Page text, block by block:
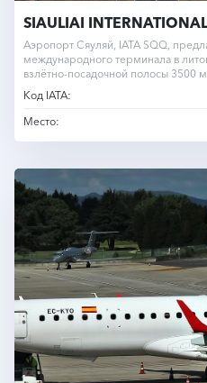
SIAULIAI INTERNATIONAL
Аэропорт Сяуляй, IATA SQQ,
международного терминала в
взлётно-посадочной полосы 3500
Код IATA:
Место: